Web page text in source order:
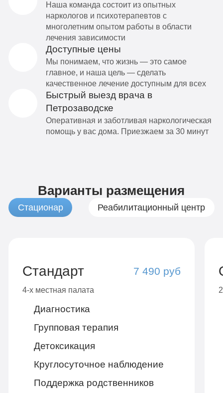
Наша команда состоит из опытных
наркологов и психотерапевтов с
многолетним опытом работы в области
лечения зависимости
Доступные цены
Мы понимаем, что жизнь — это самое
главное, и наша цель — сделать
качественное лечение доступным для всех
Быстрый выезд врача в
Петрозаводске
Оперативная и заботливая наркологическая
помощь у вас дома. Приезжаем за 30 минут
Варианты размещения
Стационар Реабилитационный центр
Стандарт 7 490 руб
4-х местная палата
Диагностика
Групповая терапия
Детоксикация
Круглосуточное наблюдение
Поддержка родственников